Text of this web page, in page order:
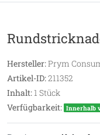
Hersteller:Prym
Artikel-ID:211352
Inhalt:1 Stück
Verfügbarkeit: Innerhalb